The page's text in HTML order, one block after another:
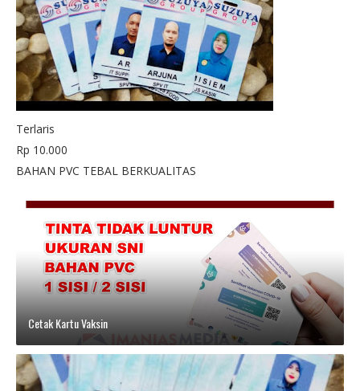
Terlaris
Rp 10.000
BAHAN PVC TEBAL BERKUALITAS
Cetak Kartu Vaksin